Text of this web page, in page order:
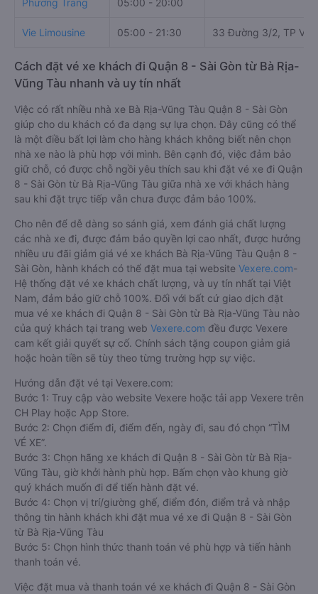
Vie Limousine 05:00 - 21:30 33 Đường 3/2, TP
Cách đặt vé xe khách đi Quận 8 - Sài Gòn từ Bà Rịa-
Vũng Tàu nhanh và uy tín nhất
Việc có rất nhiều nhà xe Bà Rịa-Vũng Tàu Quận 8 - Sài Gòn
giúp cho du khách có đa dạng sự lựa chọn. Đây cũng có thể
là một điều bất lợi làm cho hàng khách không biết nên chọn
nhà xe nào là phù hợp với mình. Bên cạnh đó, việc đảm bảo
giữ chỗ, có được chỗ ngồi yêu thích sau khi đặt vé xe đi Quận
8 - Sài Gòn từ Bà Rịa-Vũng Tàu giữa nhà xe với khách hàng
sau khi đặt trực tiếp vẫn chưa được đảm bảo 100%.
Cho nên để dễ dàng so sánh giá, xem đánh giá chất lượng
các nhà xe đi, được đảm bảo quyền lợi cao nhất, được hưởng
nhiều ưu đãi giảm giá vé xe khách Bà Rịa-Vũng Tàu Quận 8 -
Sài Gòn, hành khách có thể đặt mua tại website Vexere.com-
Hệ thống đặt vé xe khách chất lượng, và uy tín nhất tại Việt
Nam, đảm bảo giữ chỗ 100%. Đối với bất cứ giao dịch đặt
mua vé xe khách đi Quận 8 - Sài Gòn từ Bà Rịa-Vũng Tàu nào
của quý khách tại trang web Vexere.com đều được Vexere
cam kết giải quyết sự cố. Chính sách tặng coupon giảm giá
hoặc hoàn tiền sẽ tùy theo từng trường hợp sự việc.
Hướng dẫn đặt vé tại Vexere.com:
Bước 1: Truy cập vào website Vexere hoặc tải app Vexere trên
CH Play hoặc App Store.
Bước 2: Chọn điểm đi, điểm đến, ngày đi, sau đó chọn “TÌM
VÉ XE”.
Bước 3: Chọn hãng xe khách đi Quận 8 - Sài Gòn từ Bà Rịa-
Vũng Tàu, giờ khởi hành phù hợp. Bấm chọn vào khung giờ
quý khách muốn đi để tiến hành đặt vé.
Bước 4: Chọn vị trí/giường ghế, điểm đón, điểm trả và nhập
thông tin hành khách khi đặt mua vé xe đi Quận 8 - Sài Gòn
từ Bà Rịa-Vũng Tàu
Bước 5: Chọn hình thức thanh toán vé phù hợp và tiến hành
thanh toán vé.
Việc đặt mua và thanh toán vé xe khách đi Quận 8 - Sài Gòn